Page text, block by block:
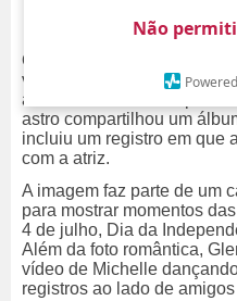
Não
O ator Glen Powell colocou
vida amorosa e assumiu
atriz Michelle Randolph. Na
astro compartilhou um
incluiu um registro em que
com a atriz.
A imagem faz parte de um
para mostrar momentos
4 de julho, Dia da
Além da foto romântica,
vídeo de Michelle
registros ao lado de